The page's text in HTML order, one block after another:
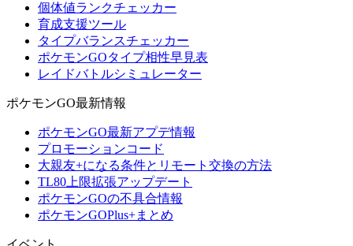
個体値ランクチェッカー
育成支援ツール
タイプバランスチェッカー
ポケモンGOタイプ相性早見表
レイドバトルシミュレーター
ポケモンGO最新情報
ポケモンGO最新アプデ情報
プロモーションコード
大親友+になる条件とリモート交換の方法
TL80上限拡張アップデート
ポケモンGOの不具合情報
ポケモンGOPlus+まとめ